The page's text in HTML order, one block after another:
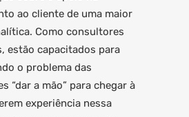
ao cliente de uma maior
Como consultores
estão capacitados para
o problema das
“dar a mão” para chegar à
experiência nessa